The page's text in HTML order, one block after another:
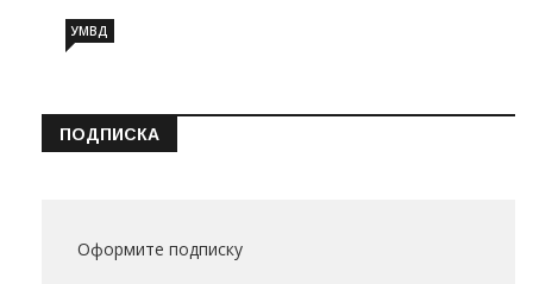
УМВД
ПОДПИСКА
Оформите подписку